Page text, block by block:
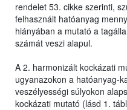
rendelet 53. cikke szerinti,
felhasznált hatóanyag
hiányában a mutató a
számát veszi alapul.
A 2. harmonizált kockázati
ugyanazokon a hatóanyag-
veszélyességi súlyokon
kockázati mutató (lásd 1.